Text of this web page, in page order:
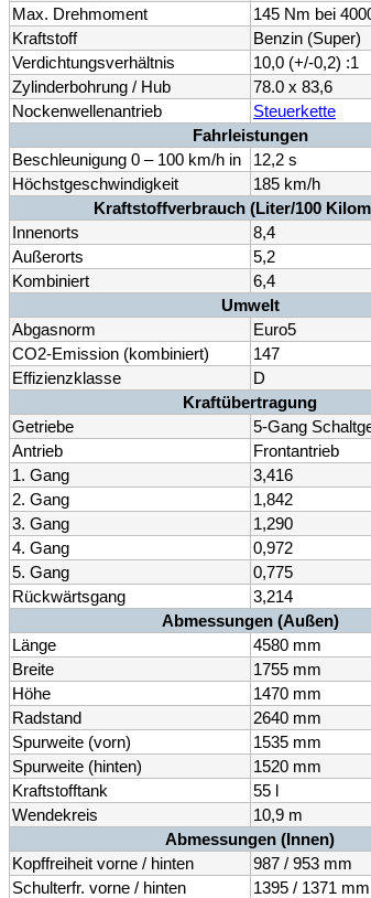
Max. Drehmoment
145 Nm bei
Kraftstoff
Benzin (Super)
Verdichtungsverhältnis
10,0 (+/-0,2) :1
Zylinderbohrung / Hub
78.0 x 83,6
Nockenwellenantrieb
Steuerkette
Fahrleistungen
Beschleunigung 0 – 100 km/h in
12,2 s
Höchstgeschwindigkeit
185 km/h
Kraftstoffverbrauch (Liter/100
Innenorts
8,4
Außerorts
5,2
Kombiniert
6,4
Umwelt
Abgasnorm
Euro5
CO2-Emission (kombiniert)
147
Effizienzklasse
D
Kraftübertragung
Getriebe
5-Gang
Antrieb
Frontantrieb
1. Gang
3,416
2. Gang
1,842
3. Gang
1,290
4. Gang
0,972
5. Gang
0,775
Rückwärtsgang
3,214
Abmessungen (Außen)
Länge
4580 mm
Breite
1755 mm
Höhe
1470 mm
Radstand
2640 mm
Spurweite (vorn)
1535 mm
Spurweite (hinten)
1520 mm
Kraftstofftank
55 l
Wendekreis
10,9 m
Abmessungen (Innen)
Kopffreiheit vorne / hinten
987 / 953 mm
Schulterfr. vorne / hinten
1395 / 1371 mm